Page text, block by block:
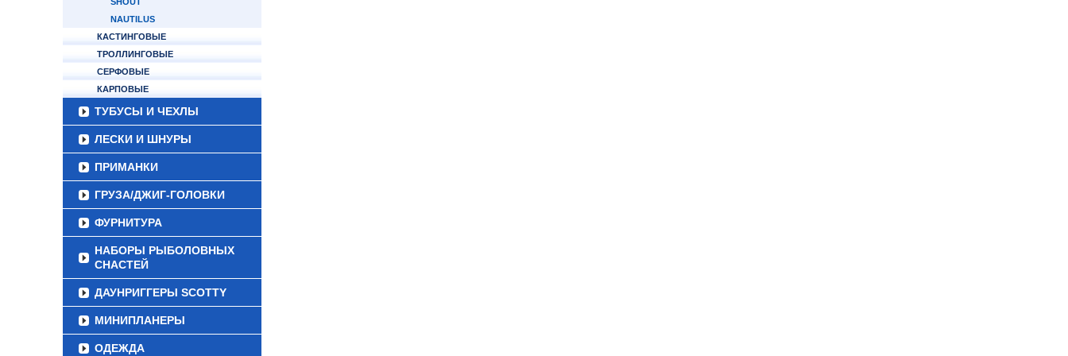
NAUTILUS
КАСТИНГОВЫЕ
ТРОЛЛИНГОВЫЕ
СЕРФОВЫЕ
КАРПОВЫЕ
ТУБУСЫ И ЧЕХЛЫ
ЛЕСКИ И ШНУРЫ
ПРИМАНКИ
ГРУЗА/ДЖИГ-ГОЛОВКИ
ФУРНИТУРА
НАБОРЫ РЫБОЛОВНЫХ
СНАСТЕЙ
ДАУНРИГГЕРЫ SCOTTY
МИНИПЛАНЕРЫ
ОДЕЖДА